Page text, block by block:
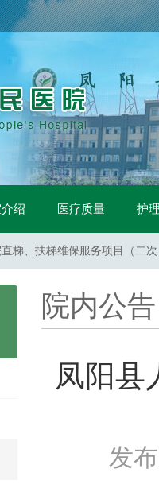
绍 医疗质量 护
镜询价采购文件
用液氧采购项目（二次）招
梯、扶梯维保服务项目（二
梯、扶梯维保服务项目（一
直梯、扶梯维保服务项目（二
医用液氧采购项目流标公告
诺声便携超声维修采购询价公
医融合设备一批采购项目 中
骨科手术床采购项目中标公示
镜询价采购文件
院内公告
凤阳县
发